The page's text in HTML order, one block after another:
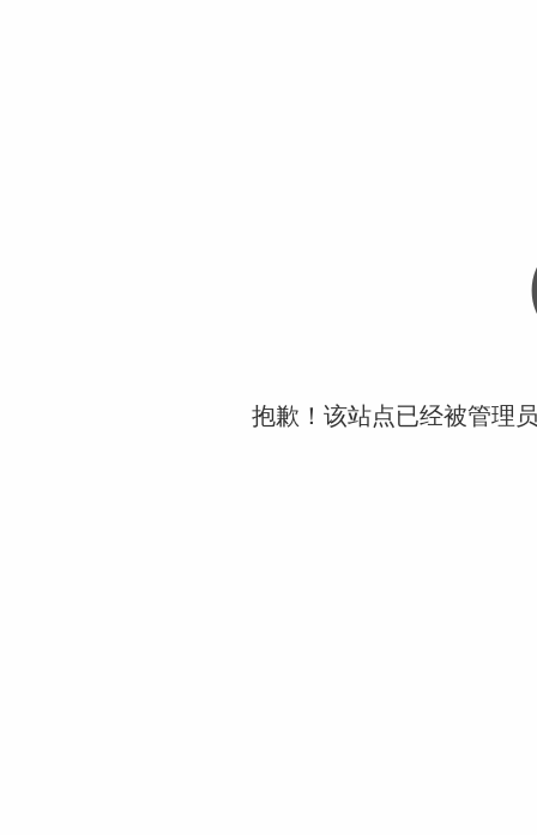
抱歉！该站点已经被管理